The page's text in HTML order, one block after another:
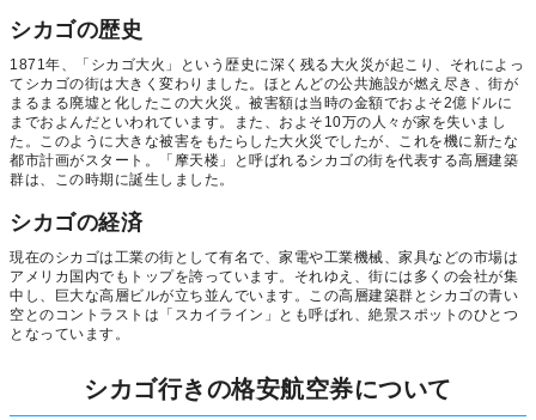
シカゴの歴史
1871年、「シカゴ大火」という歴史に深く残る大火災が起こり、それによっ
てシカゴの街は大きく変わりました。ほとんどの公共施設が燃え尽き、街が
まるまる廃墟と化したこの大火災。被害額は当時の金額でおよそ2億ドルに
までおよんだといわれています。また、およそ10万の人々が家を失いまし
た。このように大きな被害をもたらした大火災でしたが、これを機に新たな
都市計画がスタート。「摩天楼」と呼ばれるシカゴの街を代表する高層建築
群は、この時期に誕生しました。
シカゴの経済
現在のシカゴは工業の街として有名で、家電や工業機械、家具などの市場は
アメリカ国内でもトップを誇っています。それゆえ、街には多くの会社が集
中し、巨大な高層ビルが立ち並んでいます。この高層建築群とシカゴの青い
空とのコントラストは「スカイライン」とも呼ばれ、絶景スポットのひとつ
となっています。
シカゴ行きの格安航空券について